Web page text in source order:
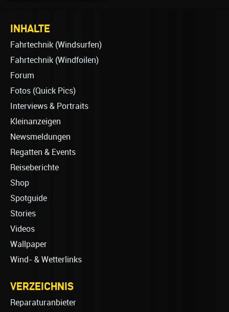
INHALTE
Fahrtechnik (Windsurfen)
Fahrtechnik (Windfoilen)
Forum
Fotos (Quick Pics)
Interviews & Portraits
Kleinanzeigen
Newsmeldungen
Regatten & Events
Reiseberichte
Shop
Spotguide
Stories
Videos
Wallpaper
Wind- & Wetterlinks
VERZEICHNIS
Reparaturanbieter